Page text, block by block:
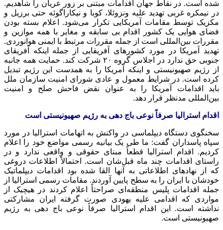
شده است. در نقاط جهان اقدامات مبتنی بر زور عریان را شاهدیم.
در نیمکره غربی تهدید علیه ونزوئلا، کوبا و نیکاراگوئه حتی برزیل و
مکزیک توسط مقامات آمریکایی تکرار می‌شود. اعلام بسته بودن
فضای هوایی یک کشور اقدام بی سابقه و مغایر با همه موازین و
مقررات بین‌المللی است از جمله مقررات مرتبط با ایمنی هوانوردی.
تهدید آمریکا در مورد کشورهای آفریقایی از جمله اینکه آفریقای
جنوبی حق ندارد در اجلاس گروه ۲۰ شرکت کند. حمایت همه جانبه
از رژیم صهیونیستی و اینکه آمریکا را به همدست این رژیم تبدیل
کرده است. در شرایط معمول و عادی شورای امنیت سازمان ملل
باید اقدامات آمریکا را به عنوان نقض فاحش صلح و امنیت
بین‌المللی مدنظر قرار دهد.
اقدام استرالیا صرفاً نوعی باج دهی به رژیم صهیونیستی است
سخنگوی دستگاه دیپلماسی در واکنش به اتهامات استرالیا در مورد
سپاه پاسداران گفت: ما طی یک بیانیه رسمی مواضع خود را اعلام
کردیم. اقدام استرالیا قطعاً مبنای حقوقی و واقعی ندارد و در
راستای اقدامات چند ماه قبل‌شان است. احتمالاً اطلاعات دروغی
که از نهادهای اطلاعاتی به آنها القا شده بود اقدامات دیپلماتیک
خودشان با ایران را به سطح پایین آوردند. مقامات رسمی استرالیا از
جمله اقدامات پلیس منطقه‌ای صراحتاً اعلام کردند در هیچیک از
مواردی که اقدامی علیه یهودی صورت گرفته ایران مشارکتی
نداشته است. این اقدام استرالیا صرفاً نوعی باج دهی به رژیم
صهیونیستی است.